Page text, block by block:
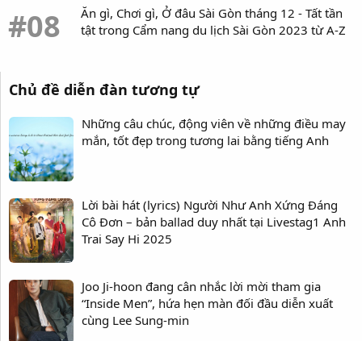
Top 15 bộ phim Hàn Quốc được chuyển thể từ webtoon hay
nhất
nhất
#08
Ăn gì, Chơi gì, Ở đâu Sài Gòn tháng 12 - Tất tần
tật trong Cẩm nang du lịch Sài Gòn 2023 từ A-Z
Chủ đề diễn đàn tương tự
Những câu chúc, động viên về những điều may
mắn, tốt đẹp trong tương lai bằng tiếng Anh
Lời bài hát (lyrics) Người Như Anh Xứng Đáng
Cô Đơn – bản ballad duy nhất tại Livestag1 Anh
Trai Say Hi 2025
Joo Ji-hoon đang cân nhắc lời mời tham gia
“Inside Men”, hứa hẹn màn đối đầu diễn xuất
cùng Lee Sung-min